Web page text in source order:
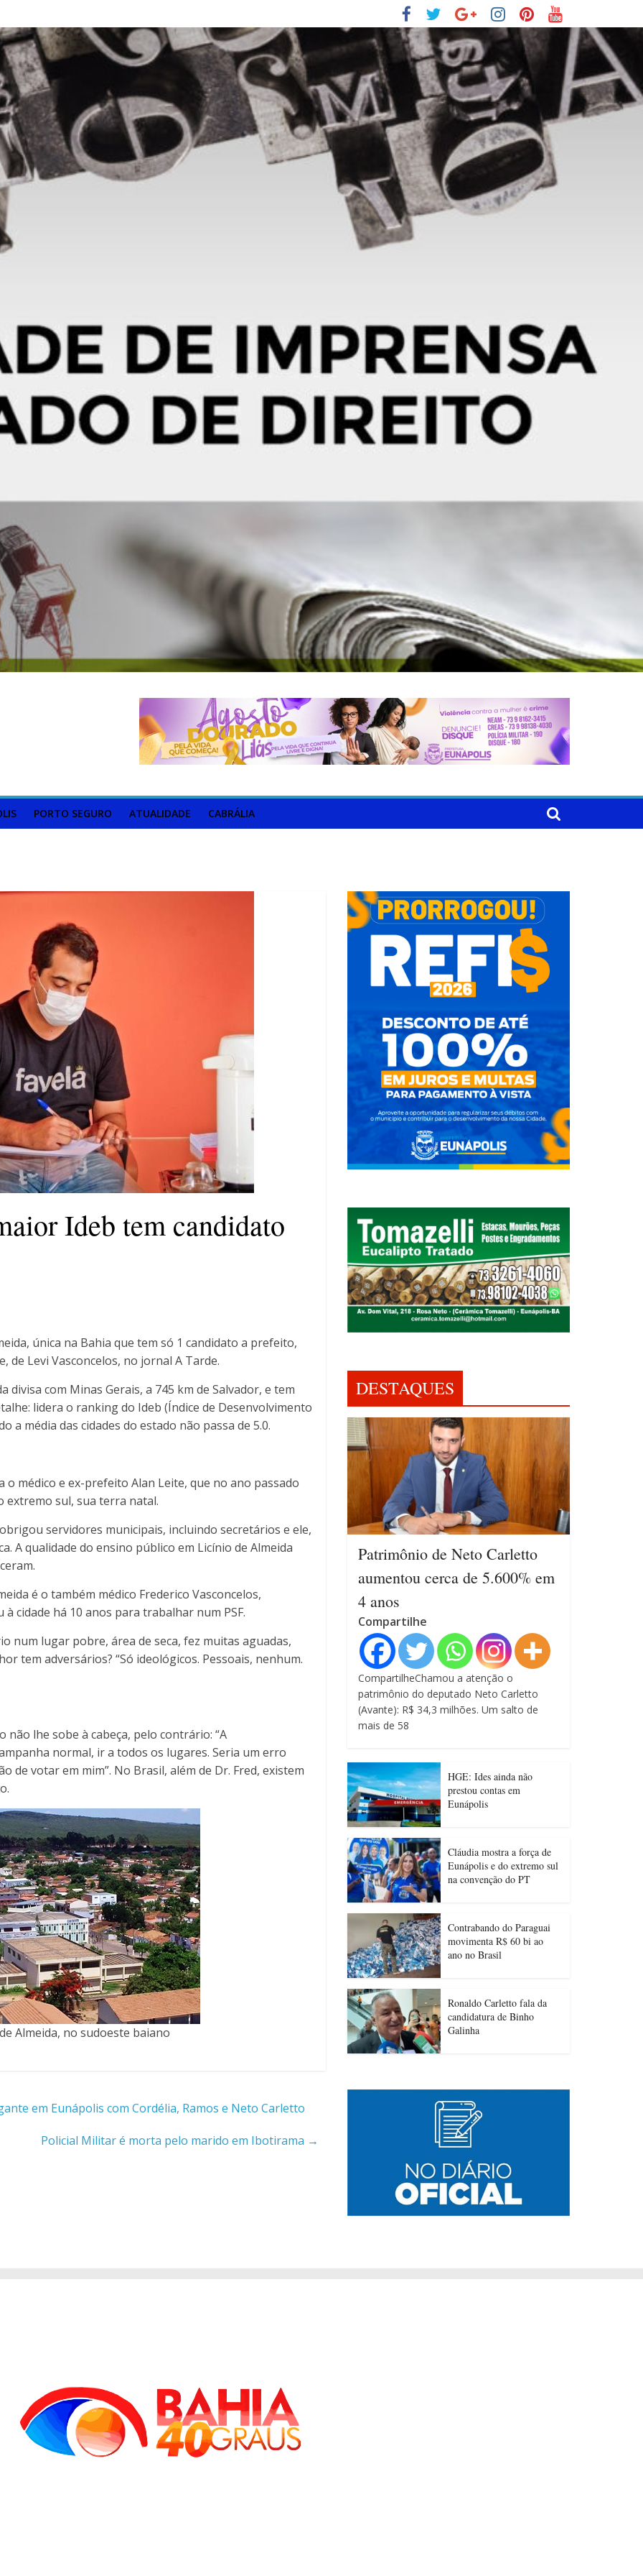
PORTO SEGURO ATUALIDADE CABRÁLIA
Ideb tem candidato
única na Bahia que tem só 1 candidato a prefeito,
de Levi Vasconcelos, no jornal A Tarde.
com Minas Gerais, a 745 km de Salvador, e tem
lidera o ranking do Ideb (Índice de Desenvolvimento
a média das cidades do estado não passa de 5.0.
o médico e ex-prefeito Alan Leite, que no ano passado
extremo sul, sua terra natal.
servidores municipais, incluindo secretários e ele,
A qualidade do ensino público em Licínio de Almeida
é o também médico Frederico Vasconcelos,
cidade há 10 anos para trabalhar num PSF.
num lugar pobre, área de seca, fez muitas aguadas,
tem adversários? “Só ideológicos. Pessoais, nenhum.
não lhe sobe à cabeça, pelo contrário: “A
normal, ir a todos os lugares. Seria um erro
de votar em mim”. No Brasil, além de Dr. Fred, existem
Almeida, no sudoeste baiano
em Eunápolis com Cordélia, Ramos e Neto Carletto
Policial Militar é morta pelo marido em Ibotirama →
DESTAQUES
Patrimônio de Neto Carletto
aumentou cerca de 5.600% em
4 anos
Compartilhe
CompartilheChamou a atenção o
patrimônio do deputado Neto Carletto
(Avante): R$ 34,3 milhões. Um salto de
mais de 58
HGE: Ides ainda não
prestou contas em
Eunápolis
Cláudia mostra a força de
Eunápolis e do extremo sul
na convenção do PT
Contrabando do Paraguai
movimenta R$ 60 bi ao
ano no Brasil
Ronaldo Carletto fala da
candidatura de Binho
Galinha